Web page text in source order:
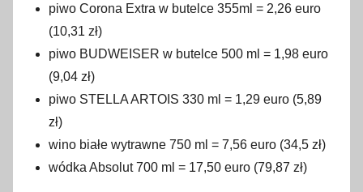
piwo Corona Extra w butelce 355ml = 2,26 euro
(10,31 zł)
piwo BUDWEISER w butelce 500 ml = 1,98 euro
(9,04 zł)
piwo STELLA ARTOIS 330 ml = 1,29 euro (5,89
zł)
wino białe wytrawne 750 ml = 7,56 euro (34,5 zł)
wódka Absolut 700 ml = 17,50 euro (79,87 zł)